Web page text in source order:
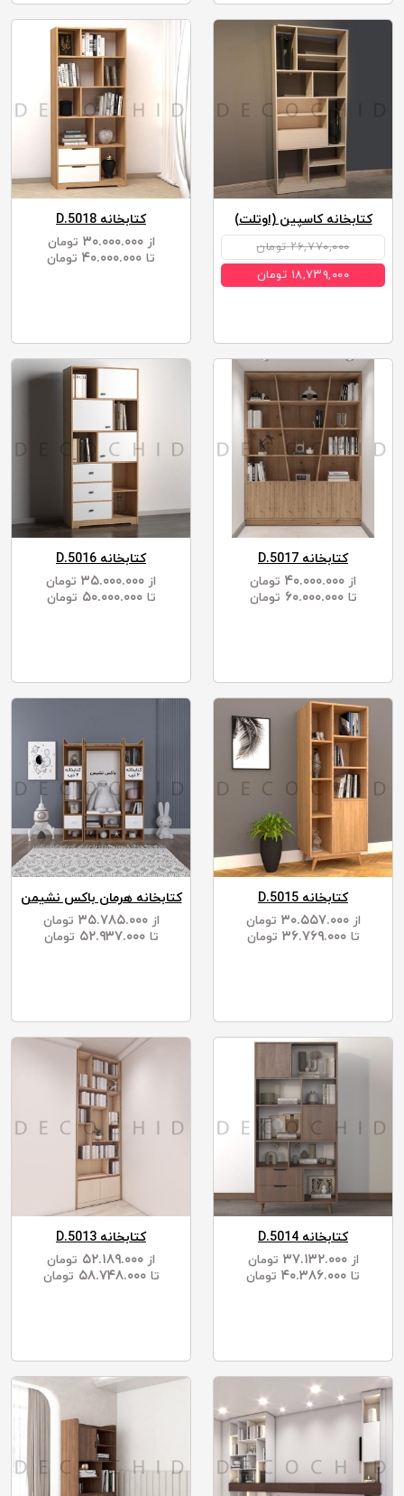
کتابخانه D.5018
از ۳۰.۰۰۰.۰۰۰
تومان
تا
تومان
کتابخانه D.5017
از
تومان
تا ۶۰.۰۰۰.۰۰۰ تومان
کتابخانه D.5016
از
تومان
تا ۵۰.۰۰۰.۰۰۰ تومان
کتابخانه D.5015
از ۳۰.۵۵۷.۰۰۰
تومان
تا ۳۶.۷۶۹.۰۰۰ تومان
کتابخانه هرمان باکس نشیمن
از ۳۵.۷۸۵.۰۰۰
تومان
تا ۵۲.۹۳۷.۰۰۰ تومان
کتابخانه D.5014
از ۳۷.۱۳۲.۰۰۰
تومان
تا
تومان
کتابخانه D.5013
از
تومان
تا ۵۸.۷۴۸.۰۰۰ تومان
کتابخانه کاسپین (اوتلت)
۲۶,۷۷۰,۰۰۰ تومان
۱۸,۷۳۹,۰۰۰ تومان